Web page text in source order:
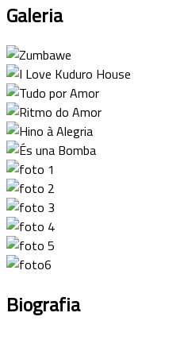
Galeria
Biografia